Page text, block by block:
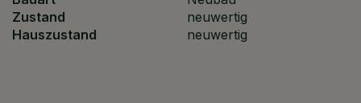
Zustand
neuwertig
Hauszustand
neuwertig